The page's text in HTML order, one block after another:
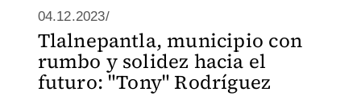
04.12.2023/
Tlalnepantla, municipio con
rumbo y solidez hacia el
futuro: "Tony" Rodríguez